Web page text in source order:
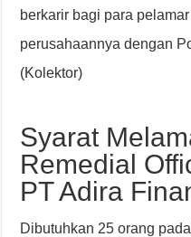
berkarir bagi para
perusahaannya dengan
(Kolektor)
Syarat
Remedial
PT Adira
Dibutuhkan 25 orang